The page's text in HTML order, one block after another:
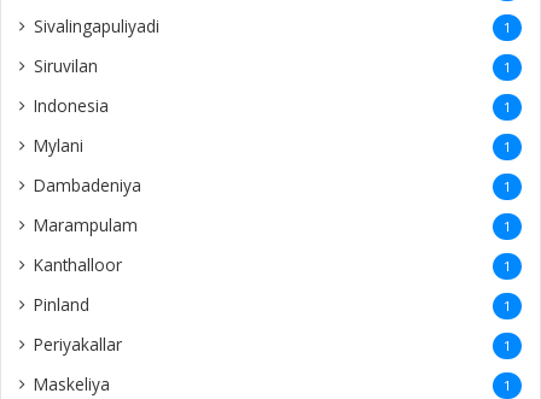
Sivalingapuliyadi 1
Siruvilan 1
Indonesia 1
Mylani 1
Dambadeniya 1
Marampulam 1
Kanthalloor 1
Pinland 1
Periyakallar 1
Maskeliya 1